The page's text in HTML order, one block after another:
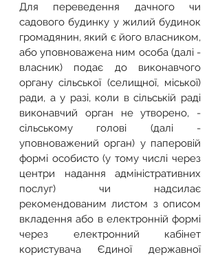
Для переведення дачного чи
садового будинку у жилий будинок
громадянин, який є його власником,
або уповноважена ним особа (далі -
власник) подає до виконавчого
органу сільської (селищної, міської)
ради, а у разі, коли в сільській раді
виконавчий орган не утворено, -
сільському голові (далі -
уповноважений орган) у паперовій
формі особисто (у тому числі через
центри надання адміністративних
послуг) чи надсилає
рекомендованим листом з описом
вкладення або в електронній формі
через електронний кабінет
користувача Єдиної державної